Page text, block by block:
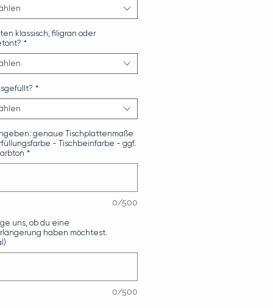
klassisch, filigran oder
*
*
genaue Tischplattenmaße
- Tischbeinfarbe - ggf.
*
0/500
uns, ob du eine
haben möchtest.
0/500